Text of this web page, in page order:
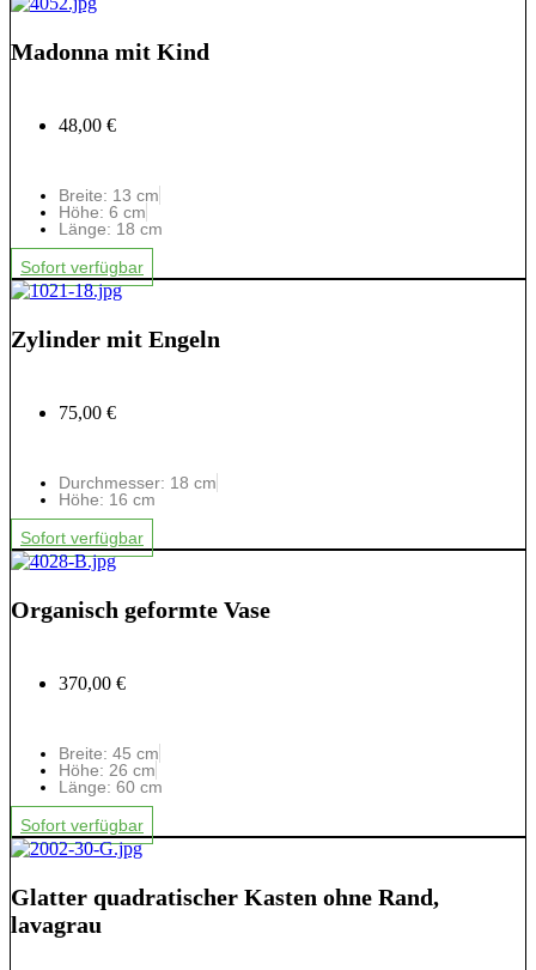
Madonna mit Kind
48,00 €
Breite: 13 cm
Höhe: 6 cm
Länge: 18 cm
Sofort verfügbar
Zylinder mit Engeln
75,00 €
Durchmesser: 18 cm
Höhe: 16 cm
Sofort verfügbar
Organisch geformte Vase
370,00 €
Breite: 45 cm
Höhe: 26 cm
Länge: 60 cm
Sofort verfügbar
Glatter quadratischer Kasten ohne Rand,
lavagrau